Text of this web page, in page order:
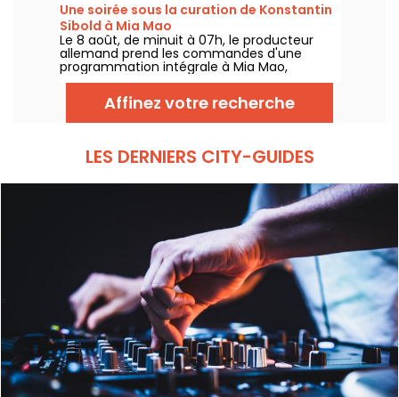
Une soirée sous la curation de Konstantin
Sibold à Mia Mao
Le 8 août, de minuit à 07h, le producteur
allemand prend les commandes d'une
programmation intégrale à Mia Mao,
entouré de Hardt Antoine et EG, pour une
soirée qui traverse la house mélodique, la
techno et leurs zones frontières.
Affinez votre recherche
LES DERNIERS CITY-GUIDES